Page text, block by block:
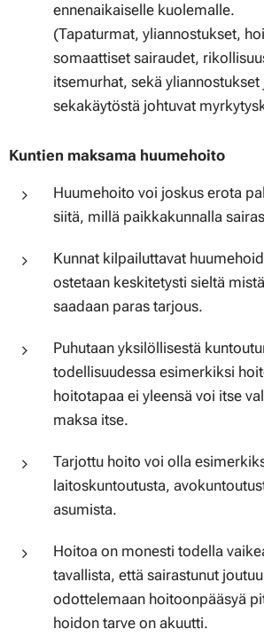
ennenaikaiselle kuolemalle.
(Tapaturmat, yliannostukset,
somaattiset sairaudet,
itsemurhat, sekä yliannostukset
sekakäytöstä johtuvat
Kuntien maksama huumehoito
Huumehoito voi joskus erota
siitä, millä paikkakunnalla
Kunnat kilpailuttavat
ostetaan keskitetysti sieltä
saadaan paras tarjous.
Puhutaan yksilöllisestä
todellisuudessa esimerkiksi
hoitotapaa ei yleensä voi itse
maksa itse.
Tarjottu hoito voi olla
laitoskuntoutusta,
asumista.
Hoitoa on monesti todella
tavallista, että sairastunut
odottelemaan hoitoonpääsyä
hoidon tarve on akuutti.